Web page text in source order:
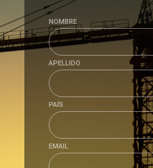
NOMBRE
APELLIDO
PAÍS
EMAIL